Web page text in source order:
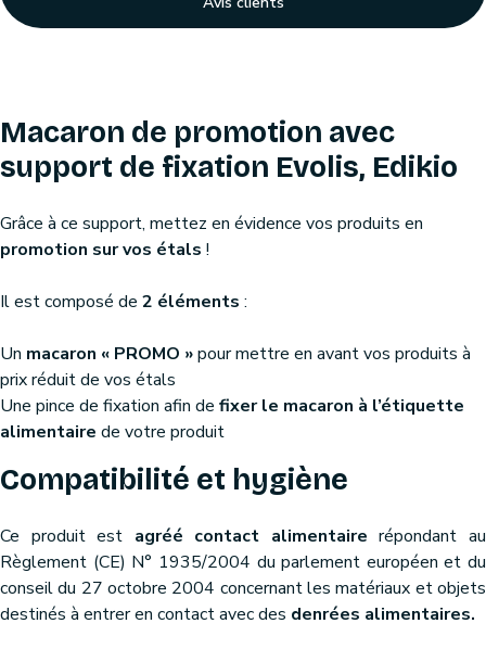
Macaron de promotion avec
support de fixation Evolis, Edikio
Grâce à ce support, mettez en évidence vos produits en
promotion sur vos étals !
Il est composé de 2 éléments :
Un macaron « PROMO »pour mettre en avant vos produits à
prix réduit de vos étals
Une pince de fixation afin de fixer le macaron à l’étiquette
alimentaire de votre produit
Compatibilité et hygiène
Ce produit est agréé contact alimentaire répondant au
Règlement (CE) N° 1935/2004 du parlement européen et du
conseil du 27 octobre 2004 concernant les matériaux et objets
destinés à entrer en contact avec des denrées alimentaires.